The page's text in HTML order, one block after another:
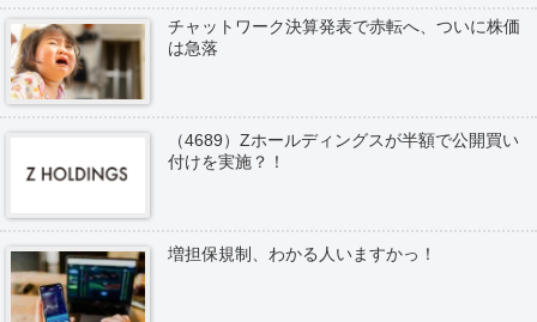
チャットワーク決算発表で赤転へ、ついに株価
は急落
（4689）Zホールディングスが半額で公開買い
付けを実施？！
増担保規制、わかる人いますかっ！